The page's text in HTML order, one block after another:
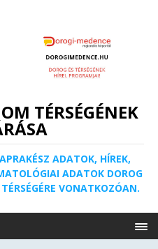
TÉRSÉGÉNEK
ADATOK, HÍREK,
ADATOK DOROG
VONATKOZÓAN.